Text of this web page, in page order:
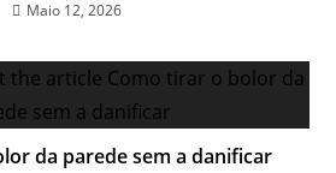
Maio 12, 2026
da parede sem a danificar